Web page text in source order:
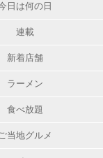
日は何の日
連載
新着店舗
ラーメン
食べ放題
当地グルメ